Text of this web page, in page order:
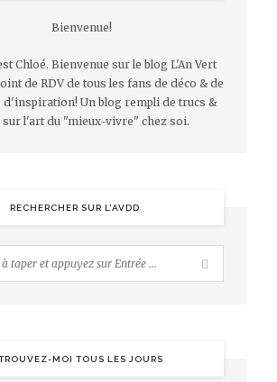
Chloé. Bienvenue sur le blog L'An Vert
de RDV de tous les fans de déco & de
d'inspiration! Un blog rempli de trucs &
sur l'art du "mieux-vivre" chez soi.
RECHERCHER SUR L’AVDD
MOI TOUS LES JOURS